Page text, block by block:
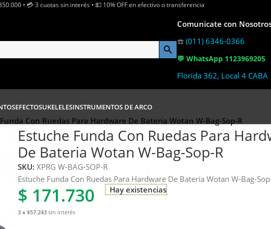
• 💳 3 cuotas sin interés • 💵 10% OFF en efectivo o transferencia
Comunicate con
☎️ (011) 6346-0366
💬 WhatsApp 1123969205
Florida 362, Local 4 CABA
EFECTOSUKELELESINSTRUMENTOS DE ARCO
Con Ruedas Para Hardware De Bateria Wotan W-Bag-Sop-R
Estuche Funda Con Ruedas Para
De Bateria Wotan W-Bag-Sop-R
SKU: XPRG W-BAG-SOP-R
Estuche Funda Con Ruedas Para Hardware De Bateria Wotan W-Bag-
$ 171.730
3 x $57.243 sin interés
Hay existencias